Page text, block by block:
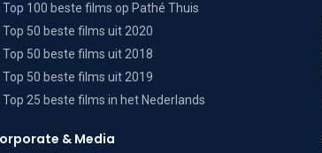
Top 100 beste films op Pathé Thuis
Top 50 beste films uit 2020
Top 50 beste films uit 2018
Top 50 beste films uit 2019
Top 25 beste films in het Nederlands
& Media